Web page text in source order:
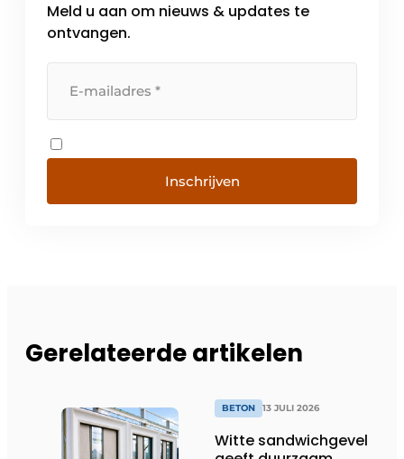
Meld u aan om nieuws & updates te
ontvangen.
Inschrijven
Gerelateerde artikelen
BETON 13 JULI 2026
Witte sandwichgevel